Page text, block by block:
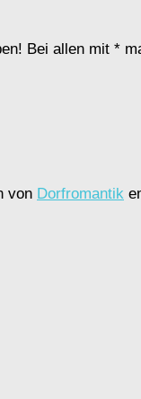
Bei allen mit *
von Dorfromantik